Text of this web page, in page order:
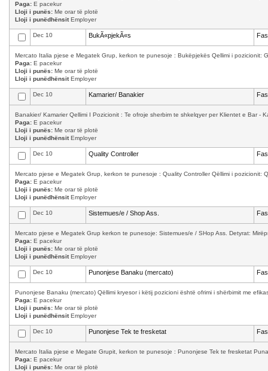
Paga: E pacekur
Lloji i punës: Me orar të plotë
Lloji i punëdhënsitEmployer
Dec 10 BukÃ«pjekÃ«s
Mercato Italia pjese e Megatek Grup, kerkon te punesoje : Bukëpjekës Qellimi i pozicionit:
Paga: E pacekur
Lloji i punës: Me orar të plotë
Lloji i punëdhënsitEmployer
Dec 10 Kamarier/ Banakier
Banakier/ Kamarier Qellimi I Pozicionit : Te ofroje sherbim te shkelqyer per Klientet e Bar -
Paga: E pacekur
Lloji i punës: Me orar të plotë
Lloji i punëdhënsitEmployer
Dec 10 Quality Controller
Mercato pjese e Megatek Grup, kerkon te punesoje : Quality Controller Qëllimi i pozicionit:
Paga: E pacekur
Lloji i punës: Me orar të plotë
Lloji i punëdhënsitEmployer
Dec 10 Sistemues/e / Shop Ass.
Mercato pjese e Megatek Grup kerkon te punesoje: Sistemues/e / SHop Ass. Detyrat:
Paga: E pacekur
Lloji i punës: Me orar të plotë
Lloji i punëdhënsitEmployer
Dec 10 Punonjese Banaku (mercato)
Punonjese Banaku (mercato) Qëllimi kryesor i këtij pozicioni është ofrimi i shërbimit me
Paga: E pacekur
Lloji i punës: Me orar të plotë
Lloji i punëdhënsitEmployer
Dec 10 Punonjese Tek te fresketat
Mercato Italia pjese e Megate Grupit, kerkon te punesoje : Punonjese Tek te fresketat
Paga: E pacekur
Lloji i punës: Me orar të plotë